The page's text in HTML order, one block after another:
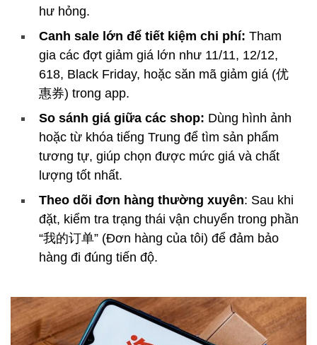
hư hỏng.
Canh sale lớn để tiết kiệm chi phí: Tham
gia các đợt giảm giá lớn như 11/11, 12/12,
618, Black Friday, hoặc săn mã giảm giá (优
惠券) trong app.
So sánh giá giữa các shop: Dùng hình ảnh
hoặc từ khóa tiếng Trung để tìm sản phẩm
tương tự, giúp chọn được mức giá và chất
lượng tốt nhất.
Theo dõi đơn hàng thường xuyên: Sau khi
đặt, kiểm tra trạng thái vận chuyển trong phần
“我的订单” (Đơn hàng của tôi) để đảm bảo
hàng đi đúng tiến độ.